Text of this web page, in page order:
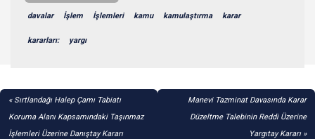
davalar İşlem İşlemleri kamu kamulaştırma karar
kararları: yargı
YAZI
GEZINMESI
Sırtlandağı Halep Çamı Tabiatı
Koruma Alanı Kapsamındaki Taşınmaz
İşlemleri Üzerine Danıştay Kararı
Manevi Tazminat Davasında Karar
Düzeltme Talebinin Reddi Üzerine
Yargıtay Kararı